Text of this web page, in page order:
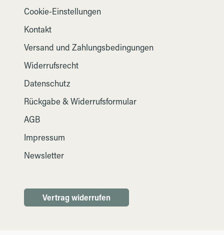
Cookie-Einstellungen
Kontakt
Versand und Zahlungsbedingungen
Widerrufsrecht
Datenschutz
Rückgabe & Widerrufsformular
AGB
Impressum
Newsletter
Vertrag widerrufen